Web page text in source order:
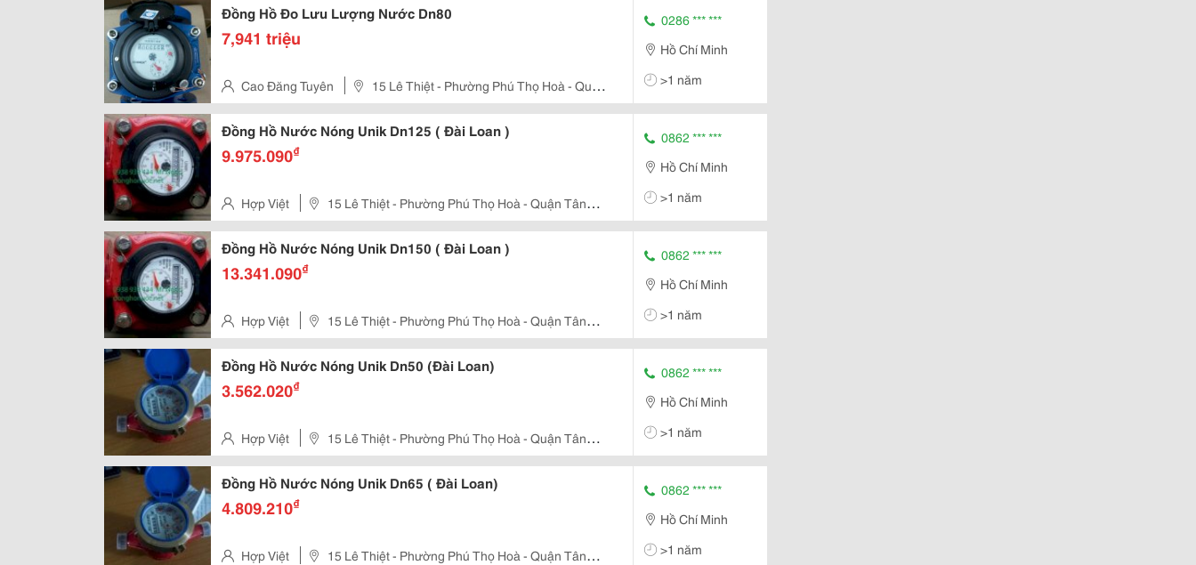
Đồng Hồ Đo Lưu Lượng Nước Dn80
7,941 triệu
Cao Đăng Tuyên
15 Lê Thiệt - Phường Phú Thọ Hoà - Quận
Tân Phú - Tp Hồ Chí Minh
0286 *** ***
Hồ Chí Minh
>1 năm
Đồng Hồ Nước Nóng Unik Dn125 ( Đài Loan )
9.975.090₫
Hợp Việt
15 Lê Thiệt - Phường Phú Thọ Hoà - Quận Tân
Phú - Tp Hồ Chí Minh
0862 *** ***
Hồ Chí Minh
>1 năm
Đồng Hồ Nước Nóng Unik Dn150 ( Đài Loan )
13.341.090₫
Hợp Việt
15 Lê Thiệt - Phường Phú Thọ Hoà - Quận Tân
Phú - Tp Hồ Chí Minh
0862 *** ***
Hồ Chí Minh
>1 năm
Đồng Hồ Nước Nóng Unik Dn50 (Đài Loan)
3.562.020₫
Hợp Việt
15 Lê Thiệt - Phường Phú Thọ Hoà - Quận Tân
Phú - Tp Hồ Chí Minh
0862 *** ***
Hồ Chí Minh
>1 năm
Đồng Hồ Nước Nóng Unik Dn65 ( Đài Loan)
4.809.210₫
Hợp Việt
15 Lê Thiệt - Phường Phú Thọ Hoà - Quận Tân
0862 *** ***
Hồ Chí Minh
>1 năm